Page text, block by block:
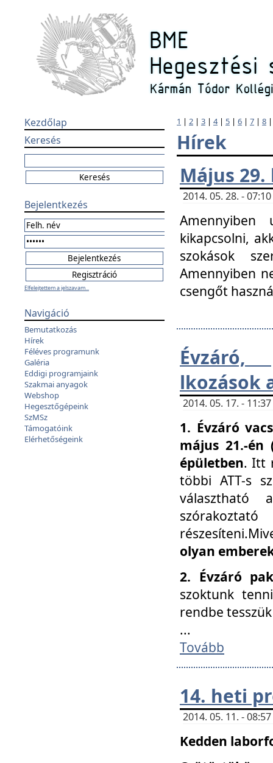
Kezdőlap
Keresés
Bejelentkezés
Elfelejtettem a jelszavam...
Navigáció
Bemutatkozás
Hírek
Féléves programunk
Galéria
Eddigi programjaink
Szakmai anyagok
Webshop
Hegesztőgépeink
SzMSz
Támogatóink
Elérhetőségeink
1 | 2 | 3 | 4| 5 | 6 | 7 | 8
Hírek
Május
2014. 05. 28. -
kikapcsolni,
szokások
Amennyiben
csengőt
Évzáró,
lkozások
2014. 05. 17. -
1. Évzáró
május 21.-én
épületben. Itt
többi ATT-s
választható
olyan
2. Évzáró
szoktunk
rendbe
...
Tovább
14. heti
2014. 05. 11. -
Kedden